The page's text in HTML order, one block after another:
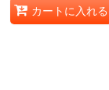
カートに入れる